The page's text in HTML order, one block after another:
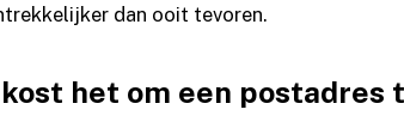
dan ooit tevoren.
het om een postadres